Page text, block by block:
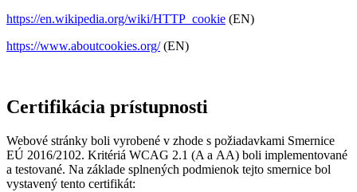
https://en.wikipedia.org/wiki/HTTP_cookie (EN)
https://www.aboutcookies.org/(EN)
Certifikácia prístupnosti
Webové stránky boli vyrobené v zhode s požiadavkami Smernice
EÚ 2016/2102. Kritériá WCAG 2.1 (A a AA) boli implementované
a testované. Na základe splnených podmienok tejto smernice bol
vystavený tento certifikát: